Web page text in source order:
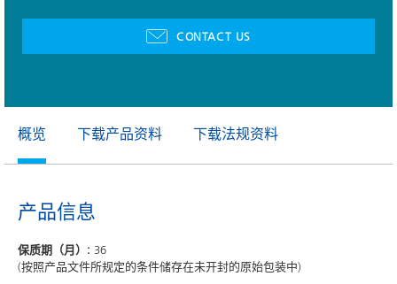
CONTACT US
概览 下载产品资料 下载法规资料
产品信息
保质期（月）: 36
(按照产品文件所规定的条件储存在未开封的原始包装中)